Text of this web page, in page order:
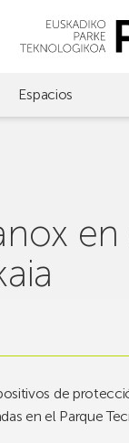
Espacios
de
en el Parque